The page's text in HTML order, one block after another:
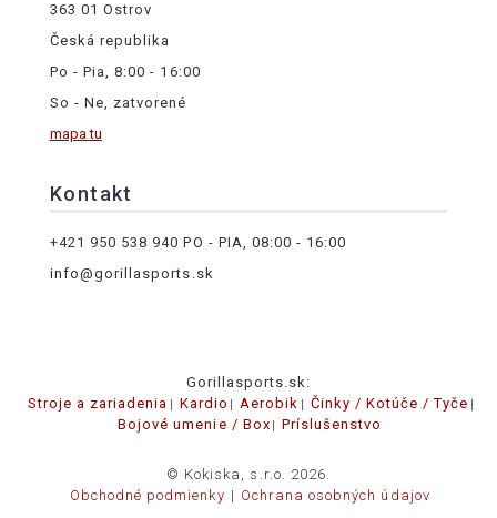
363 01 Ostrov
Česká republika
Po - Pia, 8:00 - 16:00
So - Ne, zatvorené
mapa tu
Kontakt
+421 950 538 940 PO - PIA, 08:00 - 16:00
info@gorillasports.sk
Gorillasports.sk:
Stroje a zariadenia
Kardio Aerobik
Činky / Kotúče / Tyče
Bojové umenie / Box
Príslušenstvo
© Kokiska, s.r.o. 2026.
Obchodné podmienky
Ochrana osobných údajov